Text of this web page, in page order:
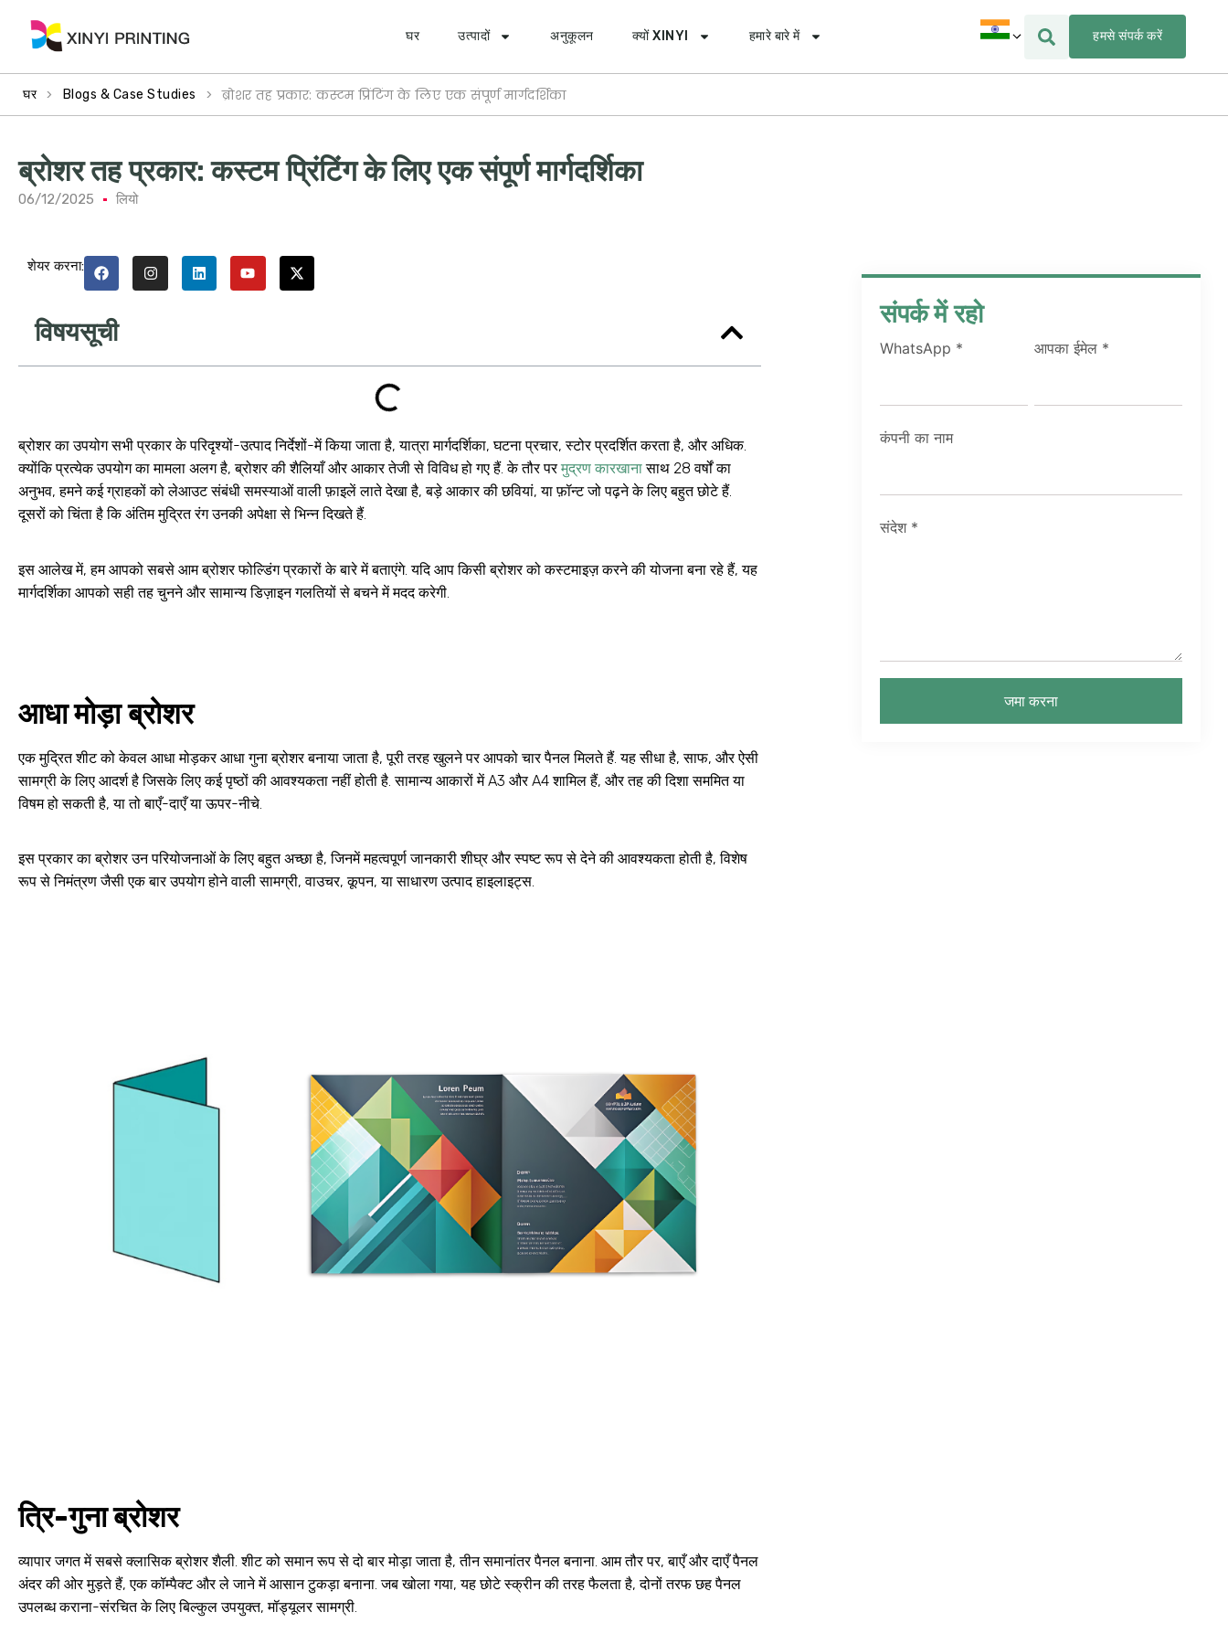
घर उत्पादों अनुकूलन क्यों XINYI हमारे बारे में हमसे संपर्क करें
घर > Blogs & Case Studies > ब्रोशर तह प्रकार: कस्टम प्रिंटिंग के लिए एक संपूर्ण मार्गदर्शिका
ब्रोशर तह प्रकार: कस्टम प्रिंटिंग के लिए एक संपूर्ण मार्गदर्शिका
06/12/2025 लियो
शेयर करना:
विषयसूची
ब्रोशर का उपयोग सभी प्रकार के परिदृश्यों-उत्पाद निर्देशों-में किया जाता है, यात्रा मार्गदर्शिका, घटना प्रचार, स्टोर प्रदर्शित करता है, और अधिक.
क्योंकि प्रत्येक उपयोग का मामला अलग है, ब्रोशर की शैलियाँ और आकार तेजी से विविध हो गए हैं. के तौर परमुद्रण कारखानासाथ 28 वर्षों का
अनुभव, हमने कई ग्राहकों को लेआउट संबंधी समस्याओं वाली फ़ाइलें लाते देखा है, बड़े आकार की छवियां, या फ़ॉन्ट जो पढ़ने के लिए बहुत छोटे हैं.
दूसरों को चिंता है कि अंतिम मुद्रित रंग उनकी अपेक्षा से भिन्न दिखते हैं.
इस आलेख में, हम आपको सबसे आम ब्रोशर फोल्डिंग प्रकारों के बारे में बताएंगे. यदि आप किसी ब्रोशर को कस्टमाइज़ करने की योजना बना रहे हैं, यह
मार्गदर्शिका आपको सही तह चुनने और सामान्य डिज़ाइन गलतियों से बचने में मदद करेगी.
आधा मोड़ा ब्रोशर
एक मुद्रित शीट को केवल आधा मोड़कर आधा गुना ब्रोशर बनाया जाता है, पूरी तरह खुलने पर आपको चार पैनल मिलते हैं. यह सीधा है, साफ, और ऐसी
सामग्री के लिए आदर्श है जिसके लिए कई पृष्ठों की आवश्यकता नहीं होती है. सामान्य आकारों में A3 और A4 शामिल हैं, और तह की दिशा सममित या
विषम हो सकती है, या तो बाएँ-दाएँ या ऊपर-नीचे.
इस प्रकार का ब्रोशर उन परियोजनाओं के लिए बहुत अच्छा है, जिनमें महत्वपूर्ण जानकारी शीघ्र और स्पष्ट रूप से देने की आवश्यकता होती है, विशेष
रूप से निमंत्रण जैसी एक बार उपयोग होने वाली सामग्री, वाउचर, कूपन, या साधारण उत्पाद हाइलाइट्स.
त्रि-गुना ब्रोशर
व्यापार जगत में सबसे क्लासिक ब्रोशर शैली. शीट को समान रूप से दो बार मोड़ा जाता है, तीन समानांतर पैनल बनाना. आम तौर पर, बाएँ और दाएँ पैनल
अंदर की ओर मुड़ते हैं, एक कॉम्पैक्ट और ले जाने में आसान टुकड़ा बनाना. जब खोला गया, यह छोटे स्क्रीन की तरह फैलता है, दोनों तरफ छह पैनल
उपलब्ध कराना-संरचित के लिए बिल्कुल उपयुक्त, मॉड्यूलर सामग्री.
संपर्क में रहो
WhatsApp * आपका ईमेल *
कंपनी का नाम
संदेश *
जमा करना